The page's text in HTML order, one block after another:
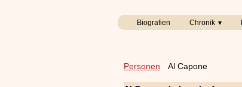
Biografien Chronik
Personen Al Capone